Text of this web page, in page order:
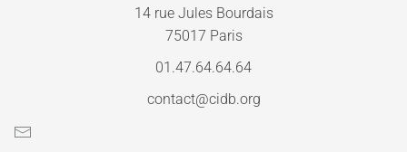
14 rue Jules Bourdais
75017 Paris
01.47.64.64.64
contact@cidb.org